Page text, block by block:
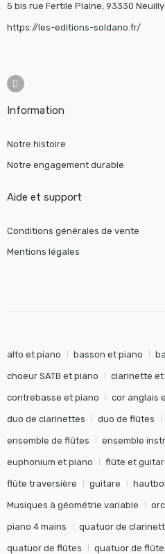
5 bis rue Fertile Plaine, 93330
https://les-editions-soldano.fr/
Information
Notre histoire
Notre engagement durable
Aide et support
Conditions générales de vente
Mentions légales
alto et piano basson et piano
choeur SATB et piano clarinette et
contrebasse et piano cor anglais
duo de clarinettes duo de flûtes
ensemble de flûtes ensemble
euphonium et piano flûte et
flûte traversière guitare
Musiques à géométrie variable
piano 4 mains quatuor de
quatuor de flûtes quatuor de